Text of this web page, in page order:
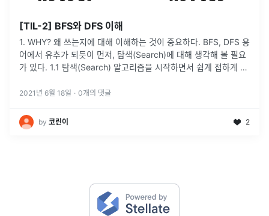
[TIL-2] BFS와 DFS 이해
1. WHY? 왜 쓰는지에 대해 이해하는 것이 중요하다. BFS, DFS 용
어에서 유추가 되듯이 먼저, 탐색(Search)에 대해 생각해 볼 필요
가 있다. 1.1 탐색(Search) 알고리즘을 시작하면서 쉽게 접하게 되
2021년 6월 18일 · 0개의 댓글
by 코린이 2